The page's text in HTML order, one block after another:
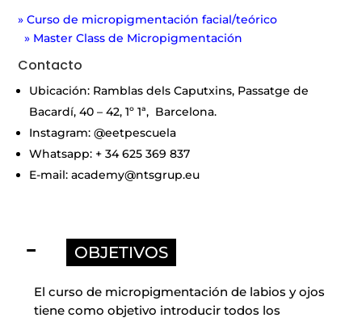
» Curso de micropigmentación facial/teórico
» Master Class de Micropigmentación
Contacto
Ubicación: Ramblas dels Caputxins, Passatge de
Bacardí, 40 – 42, 1º 1ª, Barcelona.
Instagram: @eetpescuela
Whatsapp: + 34 625 369 837
E-mail: academy@ntsgrup.eu
OBJETIVOS
El curso de micropigmentación de labios y ojos
tiene como objetivo introducir todos los